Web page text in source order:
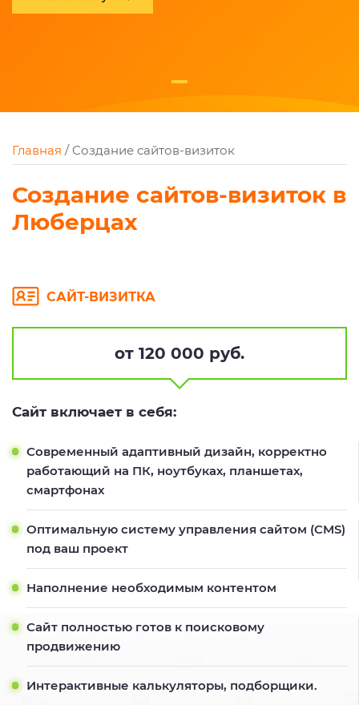
Главная / Создание сайтов-визиток
Создание сайтов-визиток в
Люберцах
САЙТ-ВИЗИТКА
от 120 000 руб.
Сайт включает в себя:
Современный адаптивный дизайн, корректно
работающий на ПК, ноутбуках, планшетах,
смартфонах
Оптимальную систему управления сайтом (CMS)
под ваш проект
Наполнение необходимым контентом
Сайт полностью готов к поисковому
продвижению
Интерактивные калькуляторы, подборщики.